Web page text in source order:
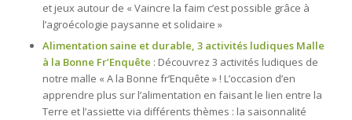
et jeux autour de « Vaincre la faim c’est possible grâce à
l’agroécologie paysanne et solidaire »
Alimentation saine et durable, 3 activités ludiques Malle
à la Bonne Fr’Enquête : Découvrez 3 activités ludiques de
notre malle « A la Bonne fr’Enquête » ! L’occasion d’en
apprendre plus sur l’alimentation en faisant le lien entre la
Terre et l’assiette via différents thèmes : la saisonnalité